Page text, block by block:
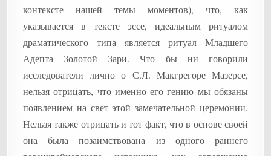
контексте нашей темы моментов), что, как
указывается в тексте эссе, идеальным ритуалом
драматического типа является ритуал Младшего
Адепта Золотой Зари. Что бы ни говорили
исследователи лично о С.Л. Макгрегоре Мазерсе,
нельзя отрицать, что именно его гению мы обязаны
появлением на свет этой замечательной церемонии.
Нельзя также отрицать и тот факт, что в основе своей
она была позаимствована из одного раннего